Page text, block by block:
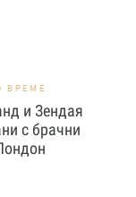
ВРЕМЕ
и Зендая
с брачни